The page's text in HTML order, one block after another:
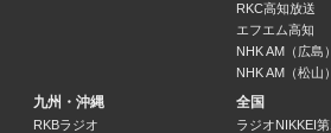
ラジオ遍路・８８の音巡り（再）
17:15 ～ 17:25
RKC高知放送
エフエム高知
NHK AM（広島）
NHK AM（松山）
九州・沖縄
RKBラジオ
全国
ラジオNIKKEI第